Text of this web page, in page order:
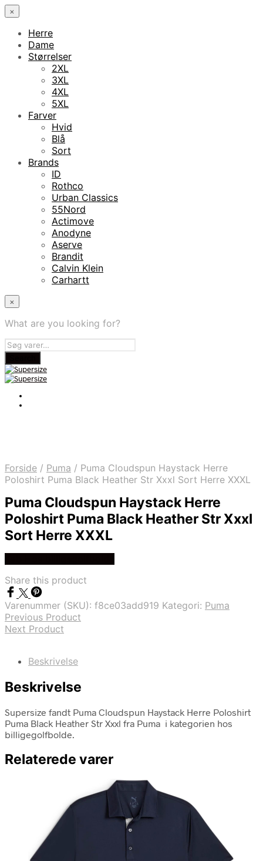
×
Herre
Dame
Størrelser
2XL
3XL
4XL
5XL
Farver
Hvid
Blå
Sort
Brands
ID
Rothco
Urban Classics
55Nord
Actimove
Anodyne
Aserve
Brandit
Calvin Klein
Carhartt
×
What are you looking for?
Forside / Puma / Puma Cloudspun Haystack Herre
Poloshirt Puma Black Heather Str Xxxl Sort Herre XXXL
Puma Cloudspun Haystack Herre
Poloshirt Puma Black Heather Str Xxxl
Sort Herre XXXL
Share this product
Varenummer (SKU): f8ce03add919 Kategori: Puma
Previous Product
Next Product
Beskrivelse
Beskrivelse
Supersize fandt Puma Cloudspun Haystack Herre Poloshirt
Puma Black Heather Str Xxxl fra Puma i kategorien hos
billigegolfbolde.
Relaterede varer